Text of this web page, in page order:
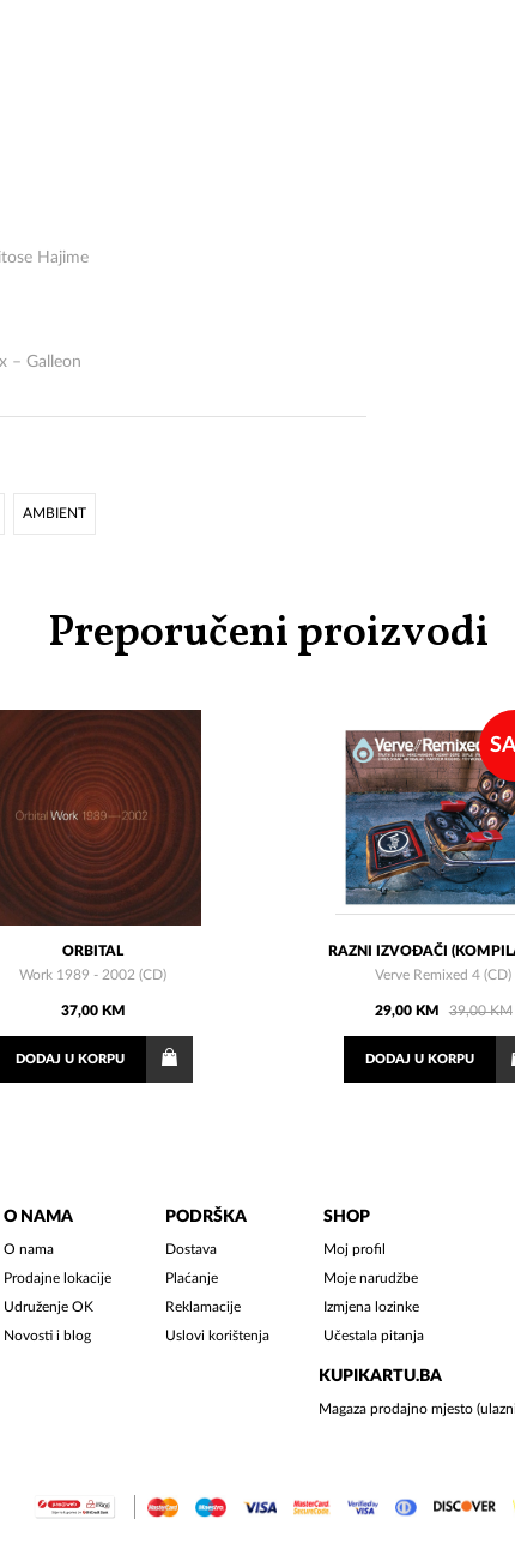
Hajime
– Galleon
AMBIENT
Preporučeni proizvodi
ORBITAL
Work 1989 - 2002 (CD)
37,00 KM
DODAJU KORPU
RAZNI IZVOĐAČI
Verve Remixed 4 (CD)
29,00 KM 39,00 KM
DODAJ U KORPU
O NAMA
O nama
Prodajne lokacije
Udruženje OK
Novosti i blog
PODRŠKA
Dostava
Plaćanje
Reklamacije
Uslovi korištenja
SHOP
Moj profil
Moje narudžbe
Izmjena lozinke
Učestala pitanja
KUPIKARTU.BA
Magaza prodajno mjesto